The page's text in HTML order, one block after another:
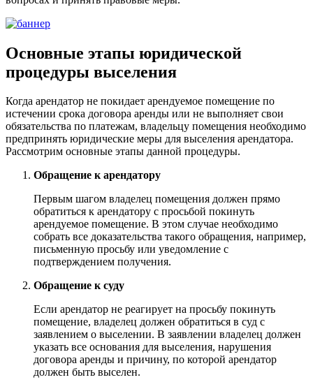
Основные этапы юридической
процедуры выселения
Когда арендатор не покидает арендуемое помещение по
истечении срока договора аренды или не выполняет свои
обязательства по платежам, владельцу помещения необходимо
предпринять юридические меры для выселения арендатора.
Рассмотрим основные этапы данной процедуры.
Обращение к арендатору
Первым шагом владелец помещения должен прямо
обратиться к арендатору с просьбой покинуть
арендуемое помещение. В этом случае необходимо
собрать все доказательства такого обращения, например,
письменную просьбу или уведомление с
подтверждением получения.
Обращение к суду
Если арендатор не реагирует на просьбу покинуть
помещение, владелец должен обратиться в суд с
заявлением о выселении. В заявлении владелец должен
указать все основания для выселения, нарушения
договора аренды и причину, по которой арендатор
должен быть выселен.